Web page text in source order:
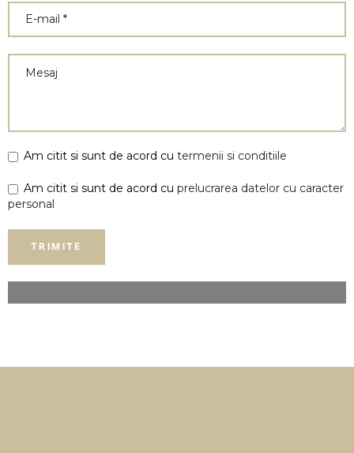
Am citit si sunt de acord cu termenii si conditiile
Am citit si sunt de acord cu prelucrarea datelor cu caracter
personal